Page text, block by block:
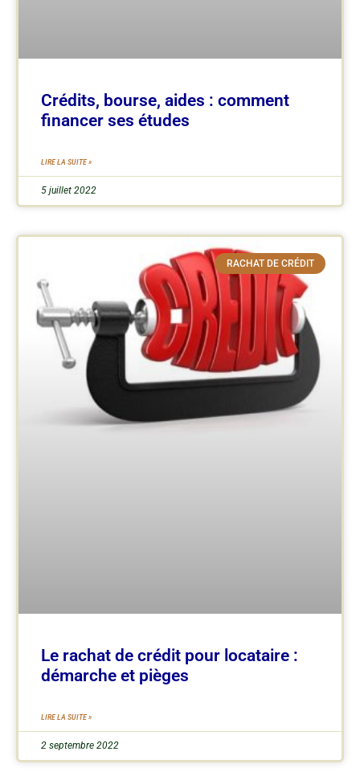
Crédits, bourse, aides : comment
financer ses études
LIRE LA SUITE »
5 juillet 2022
RACHAT DE CRÉDIT
Le rachat de crédit pour locataire :
démarche et pièges
LIRE LA SUITE »
2 septembre 2022